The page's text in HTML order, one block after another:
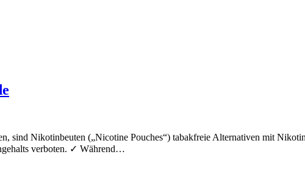
sind Nikotinbeuten („Nicotine Pouches“) tabakfreie Alternativen mit
verboten. ✓ Während…